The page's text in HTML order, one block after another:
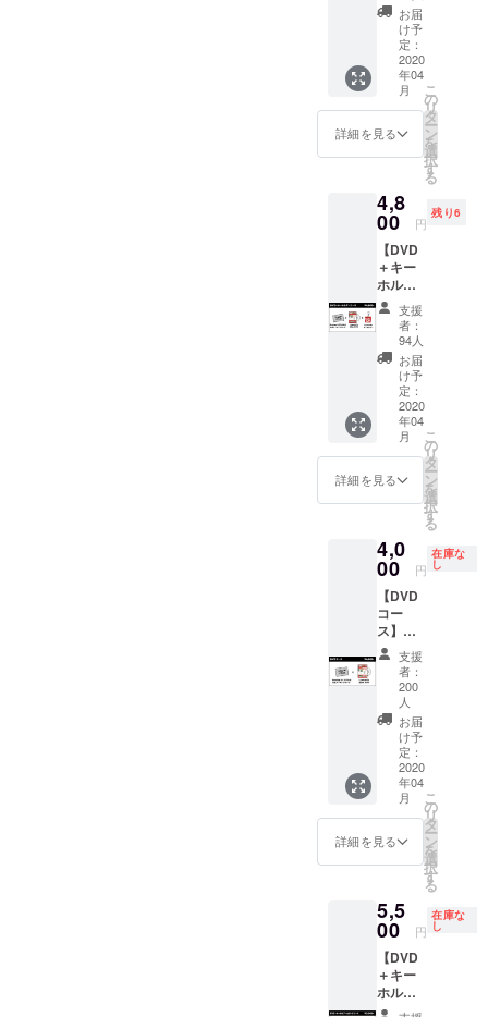
のメッ
セージ
カード
・Love
sofa
20th
anniver
sary タ
んちゃ
く ＊送
料込み
カミデ
の直筆
サイン
を入れ
「Love
sofa
20th
anniver
sary
をお届
けする
コース
になり
ます。
当初製
造して
いたプ
レス枚
数が好
評につ
き追加
プレス
をさせ
て頂き
まし
た。追
アップ
の為、
200円の
値上げ
をご了
承くだ
さい。
＜リ
ターン
アイテ
ム＞ ・
お礼の
メッ
セージ
カード
Sunday
カミデ
直筆サ
「Love
sofa
anniver
sary
20th
DVD」
お届
け予
定：
2020
年04
月
詳細を見る
こ
の
リ
タ
ー
ン
を
選
択
す
る
4,8
00 円
残り6
【DVD
＋キー
ホル
ダー
コー
ス】
Sunday
カミデ
の直筆
サイン
を入れ
「Love
sofa
20th
anniver
DVD」
とキー
ホル
ダーを
お届け
する
コース
になり
ます。
＜リ
ターン
アイテ
ム＞ ・
お礼の
メッ
セージ
カード
・
Sunday
イン入
り
「Love
sofa
20th
anniver
支援
者：
94人
お届
け予
定：
2020
年04
月
詳細を見る
こ
の
リ
タ
ー
ン
を
選
択
す
る
4,0
00 円
在庫な
し
【DVD
コー
ス】
Sunday
カミデ
の直筆
サイン
を入れ
「Love
sofa
20th
anniver
sary
DVD」
になり
ます。
＜リ
ターン
アイテ
ム＞ ・
支援
者：
200
人
お届
け予
定：
2020
年04
月
詳細を見る
こ
の
リ
タ
ー
ン
を
選
択
す
る
5,5
00 円
在庫な
し
【DVD
＋キー
ホル
ダー＆